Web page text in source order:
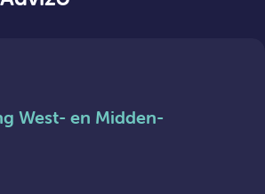
West- en Midden-